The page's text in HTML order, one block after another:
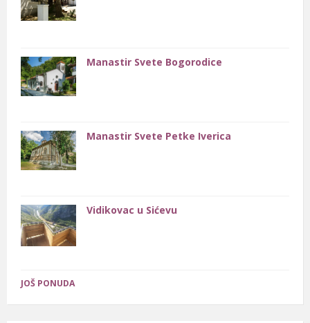
Manastir Svete Bogorodice
Manastir Svete Petke Iverica
Vidikovac u Sićevu
JOŠ PONUDA